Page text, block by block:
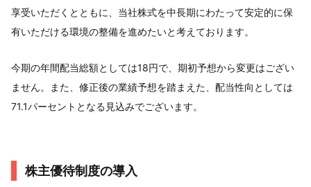
享受いただくとともに、当社株式を中長期にわたって安定的に保
有いただける環境の整備を進めたいと考えております。
今期の年間配当総額としては18円で、期初予想から変更はござい
ません。また、修正後の業績予想を踏まえた、配当性向としては
71.1パーセントとなる見込みでございます。
株主優待制度の導入